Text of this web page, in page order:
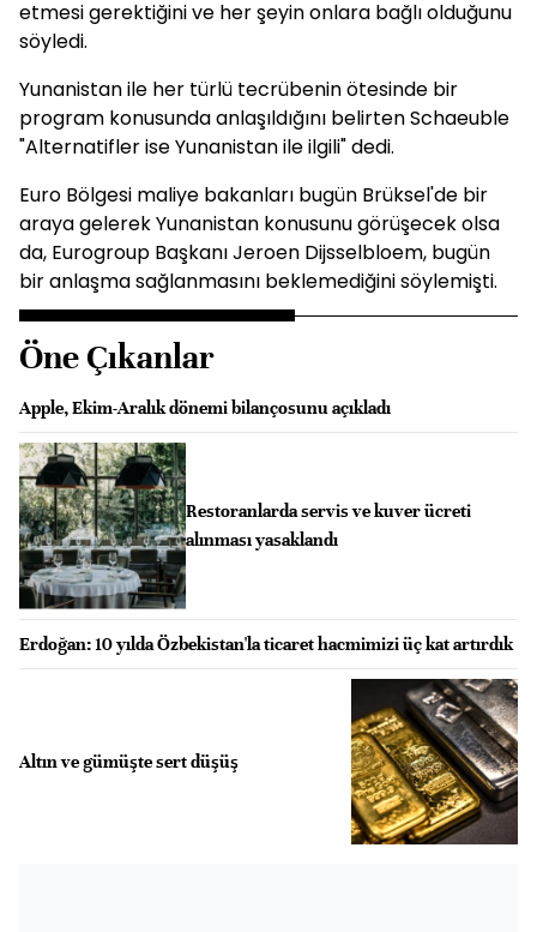
etmesi gerektiğini ve her şeyin onlara bağlı olduğunu
söyledi.
Yunanistan ile her türlü tecrübenin ötesinde bir
program konusunda anlaşıldığını belirten Schaeuble
"Alternatifler ise Yunanistan ile ilgili" dedi.
Euro Bölgesi maliye bakanları bugün Brüksel'de bir
araya gelerek Yunanistan konusunu görüşecek olsa
da, Eurogroup Başkanı Jeroen Dijsselbloem, bugün
bir anlaşma sağlanmasını beklemediğini söylemişti.
Öne Çıkanlar
Apple, Ekim-Aralık dönemi bilançosunu açıkladı
Restoranlarda servis ve kuver ücreti
alınması yasaklandı
Erdoğan: 10 yılda Özbekistan'la ticaret hacmimizi üç kat artırdık
Altın ve gümüşte sert düşüş